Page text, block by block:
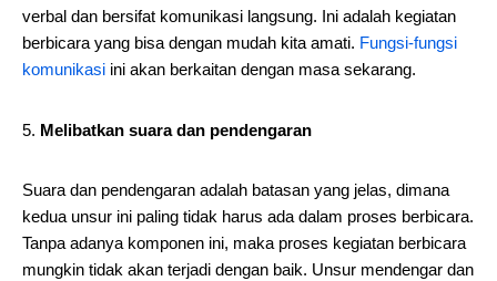
verbal dan bersifat komunikasi langsung. Ini adalah kegiatan
berbicara yang bisa dengan mudah kita amati. Fungsi-fungsi
komunikasi ini akan berkaitan dengan masa sekarang.
Melibatkan suara dan pendengaran
Suara dan pendengaran adalah batasan yang jelas, dimana
kedua unsur ini paling tidak harus ada dalam proses berbicara.
Tanpa adanya komponen ini, maka proses kegiatan berbicara
mungkin tidak akan terjadi dengan baik. Unsur mendengar dan